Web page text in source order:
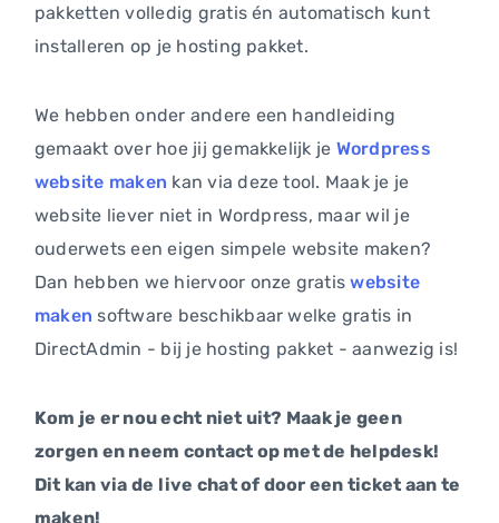
pakketten volledig gratis én automatisch kunt
installeren op je hosting pakket.
We hebben onder andere een handleiding
gemaakt over hoe jij gemakkelijk je Wordpress
website maken kan via deze tool. Maak je je
website liever niet in Wordpress, maar wil je
ouderwets een eigen simpele website maken?
Dan hebben we hiervoor onze gratiswebsite
maken software beschikbaar welke gratis in
DirectAdmin - bij je hosting pakket - aanwezig is!
Kom je er nou echt niet uit? Maak je geen
zorgen en neem contact op met de helpdesk!
Dit kan via de live chat of door een ticket aan te
maken!